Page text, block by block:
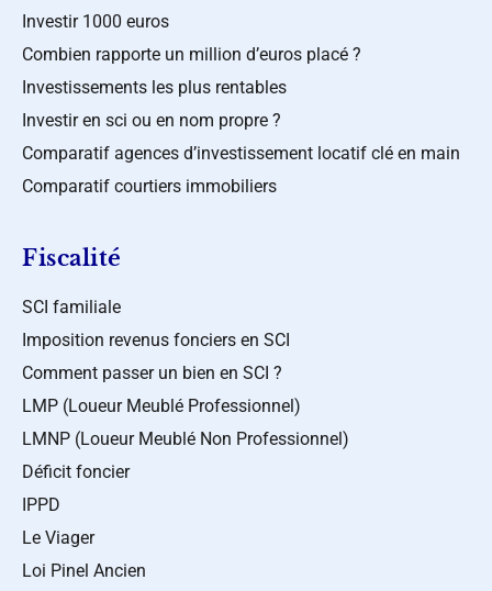
Investir 1000 euros
Combien rapporte un million d’euros placé ?
Investissements les plus rentables
Investir en sci ou en nom propre ?
Comparatif agences d’investissement locatif clé en main
Comparatif courtiers immobiliers
Fiscalité
SCI familiale
Imposition revenus fonciers en SCI
Comment passer un bien en SCI ?
LMP (Loueur Meublé Professionnel)
LMNP (Loueur Meublé Non Professionnel)
Déficit foncier
IPPD
Le Viager
Loi Pinel Ancien